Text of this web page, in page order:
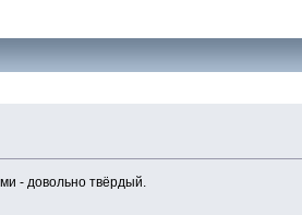
- довольно твёрдый.